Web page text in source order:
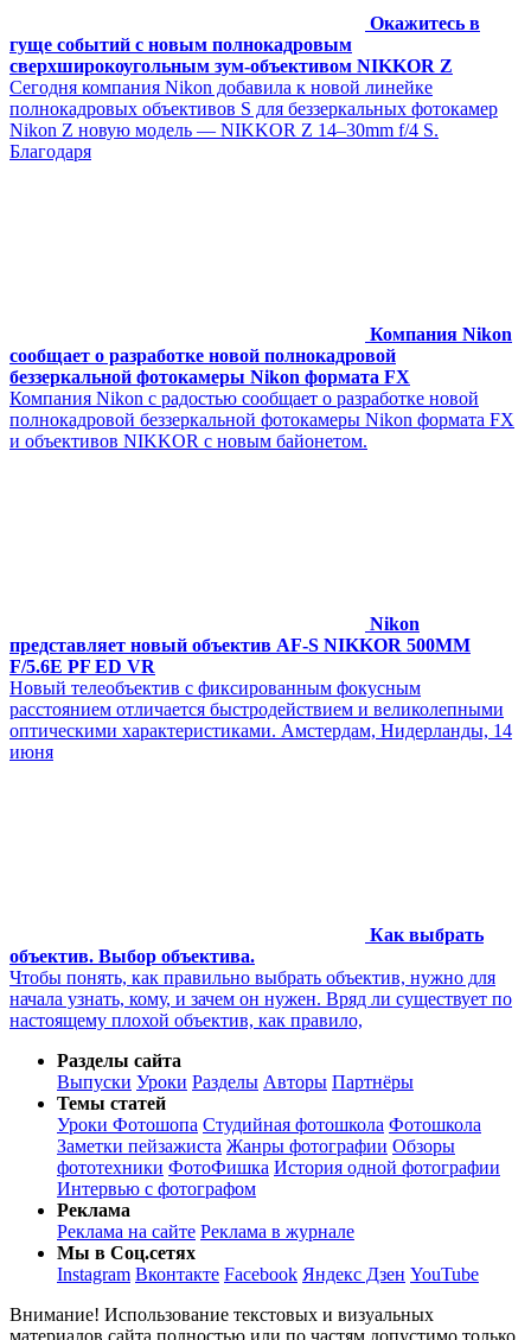
Окажитесь в
гуще событий с новым полнокадровым
сверхширокоугольным зум-объективом NIKKOR Z
Сегодня компания Nikon добавила к новой линейке
полнокадровых объективов S для беззеркальных фотокамер
Nikon Z новую модель — NIKKOR Z 14–30mm f/4 S.
Благодаря
Компания Nikon
сообщает о разработке новой полнокадровой
беззеркальной фотокамеры Nikon формата FX
Компания Nikon с радостью сообщает о разработке новой
полнокадровой беззеркальной фотокамеры Nikon формата FX
и объективов NIKKOR с новым байонетом.
Nikon
представляет новый объектив AF-S NIKKOR 500MM
F/5.6E PF ED VR
Новый телеобъектив с фиксированным фокусным
расстоянием отличается быстродействием и великолепными
оптическими характеристиками. Амстердам, Нидерланды, 14
июня
Как выбрать
объектив. Выбор объектива.
Чтобы понять, как правильно выбрать объектив, нужно для
начала узнать, кому, и зачем он нужен. Вряд ли существует по
настоящему плохой объектив, как правило,
Разделы сайта
Выпуски Уроки Разделы Авторы Партнёры
Темы статей
Уроки Фотошопа Студийная фотошкола Фотошкола
Заметки пейзажиста Жанры фотографии Обзоры
фототехники ФотоФишка История одной фотографии
Интервью с фотографом
Реклама
Реклама на сайте Реклама в журнале
Мы в Соц.сетях
Instagram Вконтакте Facebook Яндекс Дзен YouTube
Внимание! Использование текстовых и визуальных